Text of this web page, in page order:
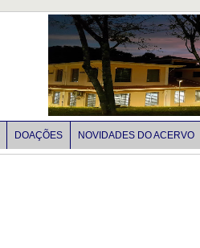
DOAÇÕES NOVIDADES DO ACERVO